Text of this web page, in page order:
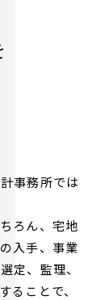
事務所では
ろん、宅地
入手、事業
定、監理、
ることで、